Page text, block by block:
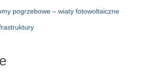
pogrzebowe – wiaty fotowoltaiczne